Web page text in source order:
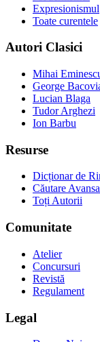
Expresionismul
Toate curentele
Autori Clasici
Mihai
George
Lucian Blaga
Tudor Arghezi
Ion Barbu
Resurse
Dicționar de
Căutare
Toți Autorii
Comunitate
Atelier
Concursuri
Revistă
Regulament
Legal